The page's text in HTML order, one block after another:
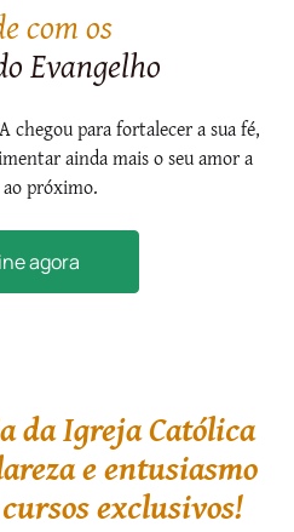
com os
Evangelho
chegou para fortalecer a sua fé,
ainda mais o seu amor a
ao próximo.
agora
da Igreja Católica
e entusiasmo
exclusivos!